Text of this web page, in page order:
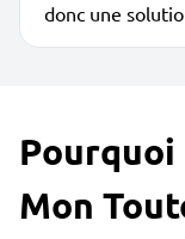
donc une
Mon